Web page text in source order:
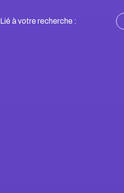
Lié à votre recherche :